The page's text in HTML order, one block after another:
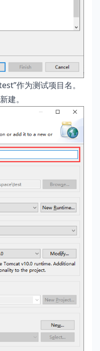
作为测试项目名。
建。